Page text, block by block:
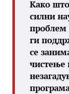
Како
силни
проблем
ги
се
чистење